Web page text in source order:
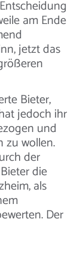
am Ende
jetzt das
Bieter,
jedoch ihr
und
zu wollen.
der
die
als
Der